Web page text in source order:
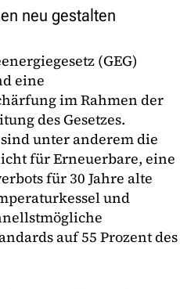
neu gestalten
(GEG)
eine
im Rahmen der
des Gesetzes.
unter anderem die
für Erneuerbare, eine
für 30 Jahre alte
und
auf 55 Prozent des